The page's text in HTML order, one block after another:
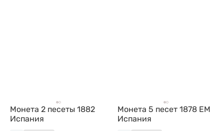
Монета 2 песеты 1882
Испания
Монета 5 песет 1878 EM
Испания